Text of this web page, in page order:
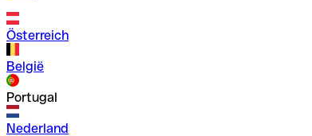
Österreich
België
Portugal
Nederland